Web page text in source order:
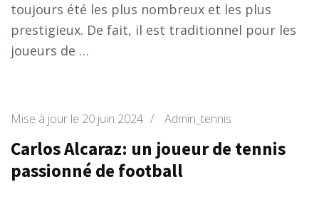
toujours été les plus nombreux et les plus
prestigieux. De fait, il est traditionnel pour les
joueurs de …
Mise à jour le 20 juin 2024 / Admin_tennis
Carlos Alcaraz: un joueur de tennis
passionné de football